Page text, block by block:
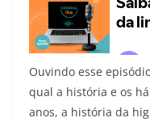
Ouvindo esse
qual a história e os
anos, a história da